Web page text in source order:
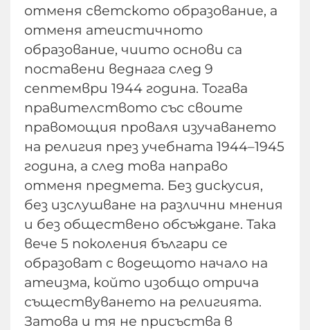
отменя светското образование, а
отменя атеистичното
образование, чиито основи са
поставени веднага след 9
септември 1944 година. Тогава
правителството със своите
правомощия проваля изучаването
на религия през учебната 1944–1945
година, а след това направо
отменя предмета. Без дискусия,
без изслушване на различни мнения
и без обществено обсъждане. Така
вече 5 поколения българи се
образоват с водещото начало на
атеизма, който изобщо отрича
съществуването на религията.
Затова и тя не присъства в